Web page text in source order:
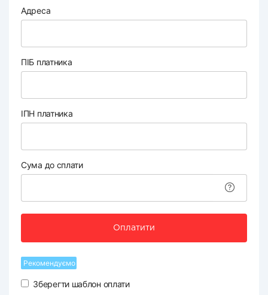
Адреса
ПІБ платника
ІПН платника
Сума до сплати
Оплатити
Рекомендуємо
Зберегти шаблон оплати